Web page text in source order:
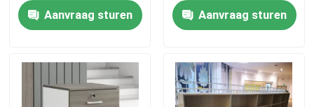
Thuis
Aanvraag sturen
Aanvraag sturen